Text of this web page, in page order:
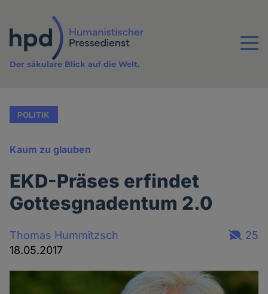
Inhalt
Menu
Der säkulare Blick auf die Welt.
POLITIK
Kaum zu glauben
EKD-Präses erfindet
Gottesgnadentum 2.0
Thomas Hummitzsch
18.05.2017
25